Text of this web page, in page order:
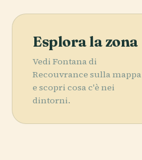
Esplora la zona
Vedi Fontana di
Recouvrance sulla mappa
e scopri cosa c'è nei
dintorni.